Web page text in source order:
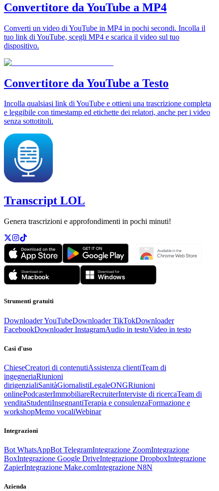
Convertitore da YouTube a MP4
Converti un video di YouTube in MP4 in pochi secondi. Incolla il
tuo link di YouTube, scegli MP4 e scarica il video sul tuo
dispositivo.
Convertitore da YouTube a Testo
Incolla qualsiasi link di YouTube e ottieni una trascrizione completa
e leggibile con timestamp ed etichette dei relatori, anche per i video
senza sottotitoli.
Transcript LOL
Genera trascrizioni e approfondimenti in pochi minuti!
Strumenti gratuiti
Downloader YouTubeDownloader TikTokDownloader
FacebookDownloader InstagramAudio in testoVideo in testo
Casi d'uso
ChieseCreatori di contenutiAssistenza clientiTeam di
ingegneriaRiunioni
dirigenzialiSanitàGiornalistiLegaleONGRiunioni
onlinePodcasterImmobiliareRecruiterInterviste di ricercaTeam di
venditaStudentiInsegnantiTerapia e consulenzaFormazione e
workshopMemo vocaliWebinar
Integrazioni
Bot WhatsAppBot TelegramIntegrazione ZoomIntegrazione
BoxIntegrazione Google DriveIntegrazione DropboxIntegrazione
ZapierIntegrazione Make.comIntegrazione N8N
Azienda